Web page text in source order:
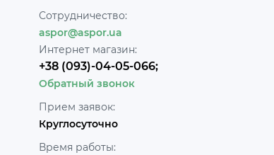
Сотрудничество:
aspor@aspor.ua
Интернет магазин:
+38 (093)-04-05-066;
Обратный звонок
Прием заявок:
Круглосуточно
Время работы: